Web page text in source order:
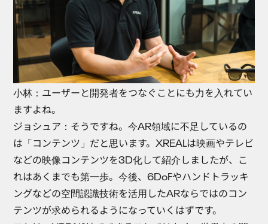
小林 ：ユーザーと開発者をつなぐことにも力を入れてい
ますよね。
ジョシュア ：そうですね。今AR領域に不足しているの
は「コンテンツ」だと思います。XREALは映画やテレビ
などの映像コンテンツを3D化して紹介しましたが、こ
れはあくまでも第一歩。今後、6DoFやハンドトラッキ
ングなどの空間認識技術を活用したARならではのコン
テンツが求められるようになっていくはずです。